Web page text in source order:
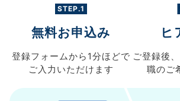
STEP.1
無料お申込み
登録フォームから 1分ほどで
ご入力 いただけます
ヒ
ご登録後、
職のご